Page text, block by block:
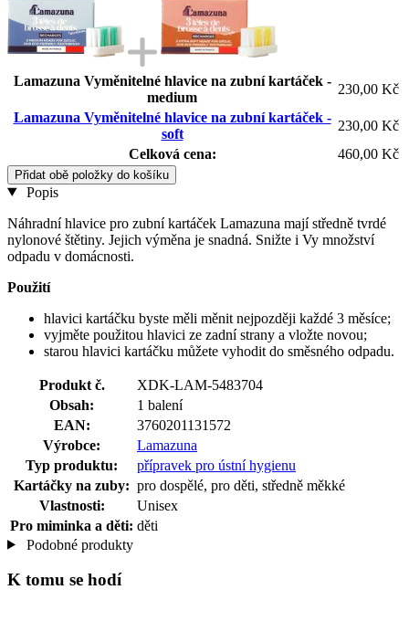
Lamazuna Vyměnitelné hlavice na zubní kartáček -
medium
230,00 Kč
Lamazuna Vyměnitelné hlavice na zubní kartáček -
soft
230,00 Kč
Celková cena:
460,00 Kč
Přidat obě položky do košíku
Popis
Náhradní hlavice pro zubní kartáček Lamazuna mají středně tvrdé
nylonové štětiny. Jejich výměna je snadná. Snižte i Vy množství
odpadu v domácnosti.
Použití
hlavici kartáčku byste měli měnit nejpozději každé 3 měsíce;
vyjměte použitou hlavici ze zadní strany a vložte novou;
starou hlavici kartáčku můžete vyhodit do směsného odpadu.
Produkt č.
XDK-LAM-5483704
Obsah:
1 balení
EAN:
3760201131572
Výrobce:
Lamazuna
Typ produktu:
přípravek pro ústní hygienu
Kartáčky na zuby: pro dospělé, pro děti, středně měkké
Vlastnosti:
Unisex
Pro miminka a děti: děti
Podobné produkty
K tomu se hodí